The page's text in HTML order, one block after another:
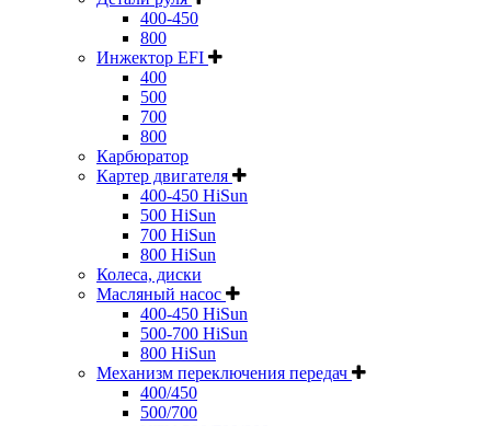
400-450
800
Инжектор EFI
400
500
700
800
Карбюратор
Картер двигателя
400-450 HiSun
500 HiSun
700 HiSun
800 HiSun
Колeса, диски
Масляный насос
400-450 HiSun
500-700 HiSun
800 HiSun
Механизм переключения передач
400/450
500/700